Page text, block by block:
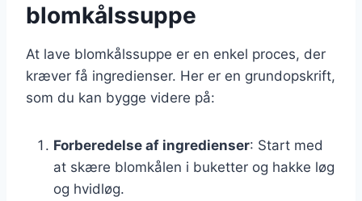
blomkålssuppe
At lave blomkålssuppe er en enkel proces, der
kræver få ingredienser. Her er en grundopskrift,
som du kan bygge videre på:
Forberedelse af ingredienser: Start med
at skære blomkålen i buketter og hakke løg
og hvidløg.